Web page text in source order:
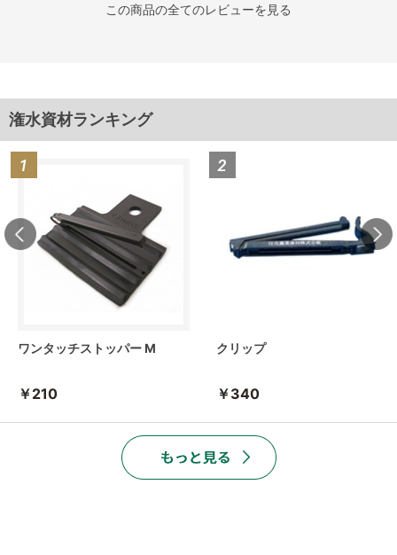
この商品の全てのレビューを見る
潅水資材ランキング
ワンタッチストッパー M
￥210
クリップ
￥340